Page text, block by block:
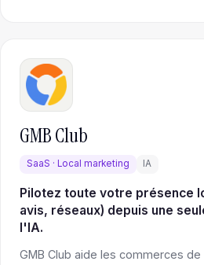
GMB Club
SaaS · Local marketing IA
Pilotez toute votre présence
avis, réseaux) depuis une
l'IA.
GMB Club aide les commerces